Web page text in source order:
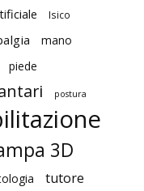
Isico
mano
piede
postura
3D
tutore